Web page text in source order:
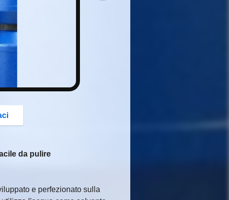
da pulire
e perfezionato sulla